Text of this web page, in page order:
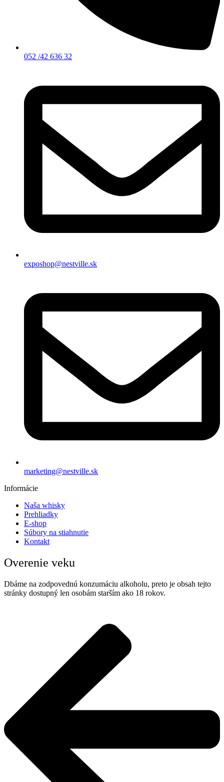
052 /42 636 32
exposhop@nestville.sk
marketing@nestville.sk
Informácie
Naša whisky
Prehliadky
E-shop
Súbory na stiahnutie
Kontakt
Overenie veku
Dbáme na zodpovednú konzumáciu alkoholu, preto je obsah tejto
stránky dostupný len osobám starším ako 18 rokov.